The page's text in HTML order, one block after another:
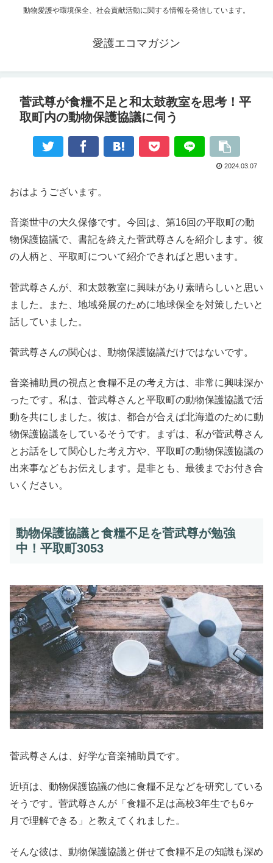
動物愛護や環境保全、社会貢献活動に関する情報を発信しています。
愛護エコマガジン
菅武尊が食糧不足と和太鼓教室を思考！平
取町内の動物保護協議に伺う
2024.03.07
おはようございます。
音楽世中の大久保修です。今回は、第16回の平取町の動
物保護協議で、書記を終えた菅武尊さんを紹介します。彼
の人柄と、平取町について紹介できればと思います。
菅武尊さんが、和太鼓教室に興味があり素晴らしいと思い
ました。また、地域発展のために地球保全を対策したいと
話していました。
菅武尊さんの関心は、動物保護協議だけではないです。
音楽補助員の視点と食糧不足の考え方は、非常に興味深か
ったです。私は、菅武尊さんと平取町の動物保護協議で活
動を共にしました。彼は、都合が合えば北海道のために動
物保護協議をしているそうです。まずは、私が菅武尊さん
とお話をして関心した考え方や、平取町の動物保護協議の
出来事などもお伝えします。是非とも、最後までお付き合
いください。
動物保護協議と食糧不足を菅武尊が勉強
中！平取町3053
菅武尊さんは、好学な音楽補助員です。
近頃は、動物保護協議の他に食糧不足などを研究している
そうです。菅武尊さんが「食糧不足は高校3年生でも6ヶ
月で理解できる」と教えてくれました。
そんな彼は、動物保護協議と併せて食糧不足の知識も深め